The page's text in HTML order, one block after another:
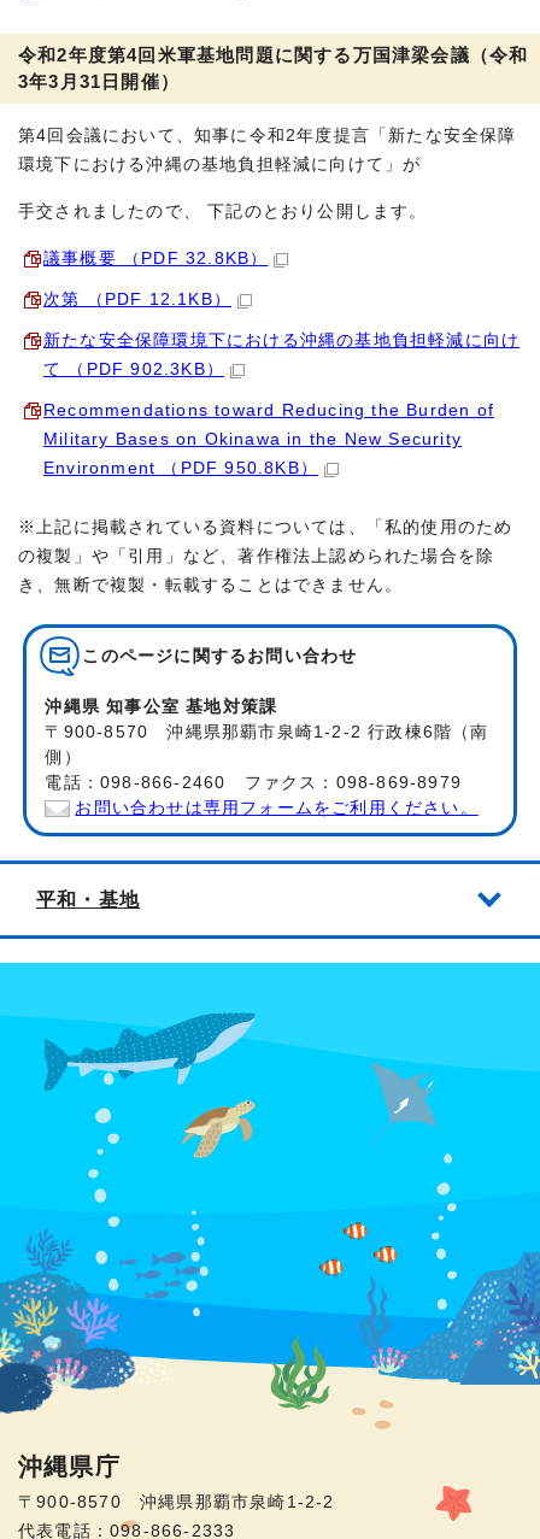
令和2年度第4回米軍基地問題に関する万国津梁会議（令和
3年3月31日開催）
第4回会議において、知事に令和2年度提言「新たな安全保障
環境下における沖縄の基地負担軽減に向けて」が
手交されましたので、 下記のとおり公開します。
議事概要 （PDF 32.8KB）
次第 （PDF 12.1KB）
新たな安全保障環境下における沖縄の基地負担軽減に向け
て （PDF 902.3KB）
Recommendations toward Reducing the Burden of
Military Bases on Okinawa in the New Security
Environment （PDF 950.8KB）
※上記に掲載されている資料については、「私的使用のため
の複製」や「引用」など、著作権法上認められた場合を除
き、無断で複製・転載することはできません。
このページに関する お問い合わせ
沖縄県 知事公室 基地対策課
〒900-8570 沖縄県那覇市泉崎1-2-2 行政棟6階（南
側）
電話：098-866-2460 ファクス：098-869-8979
お問い合わせは専用フォームをご利用ください。
平和・基地
沖縄県庁
〒900-8570 沖縄県那覇市泉崎1-2-2
代表電話：098-866-2333